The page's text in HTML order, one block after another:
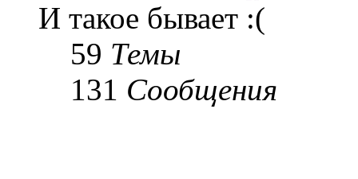
И такое бывает
59 Темы
131 Сообщения